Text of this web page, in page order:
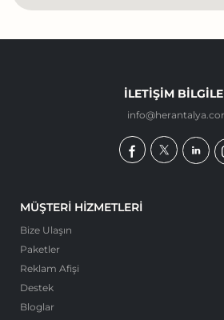
İLETIŞIM
MÜŞTERI HIZMETLERI
Bize Ulaşın
Paketler
Reklam Afişi
Destek
Bloglar